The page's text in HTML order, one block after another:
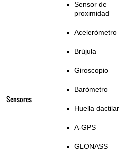
Sensores
Sensor de
proximidad
Acelerómetro
Brújula
Giroscopio
Barómetro
Huella dactilar
A-GPS
GLONASS